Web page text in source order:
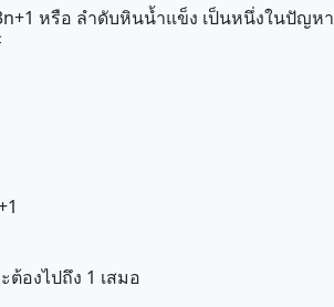
หรือ ลำดับหินน้ำแข็ง เป็นหนึ่งในปัญหา
ต้องไปถึง 1 เสมอ